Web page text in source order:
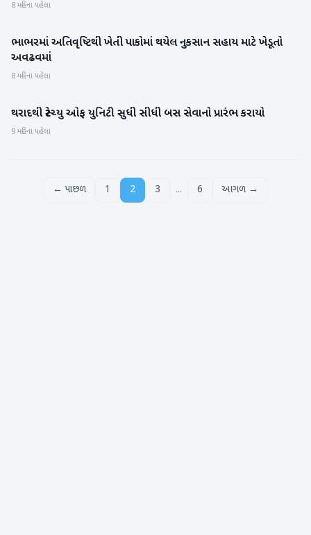
8 મહિના પહેલા
બનાસકાંઠા
ભાભરમાં અતિવૃષ્ટિથી ખેતી પાકોમાં થયેલ નુકસાન સહાય માટે ખેડૂતો
અવઢવમાં
8 મહિના પહેલા
બનાસકાંઠા
થરાદથી સ્ટેચ્યુ ઓફ યુનિટી સુધી સીધી બસ સેવાનો પ્રારંભ કરાયો
9 મહિના પહેલા
← પાછળ 1 2 3 ... 6 આગળ →